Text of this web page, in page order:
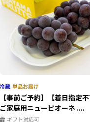
【事前ご予約】【着日指定不
ご家庭用ニューピオーネ ....
ギフト対応可